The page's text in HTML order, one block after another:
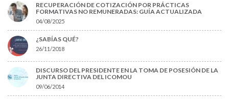
RECUPERACIÓN DE COTIZACIÓN POR PRÁCTICAS
FORMATIVAS NO REMUNERADAS: GUÍA ACTUALIZADA
04/08/2025
¿SABÍAS QUÉ?
26/11/2018
DISCURSO DEL PRESIDENTE EN LA TOMA DE POSESIÓN DE LA
JUNTA DIRECTIVA DEL ICOMOU
09/06/2014